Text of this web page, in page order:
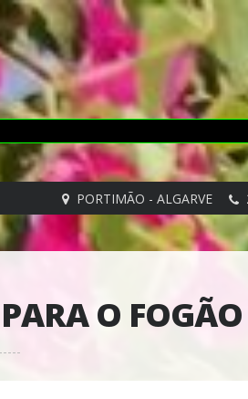
PORTIMÃO - ALGARVE
O FOGÃO